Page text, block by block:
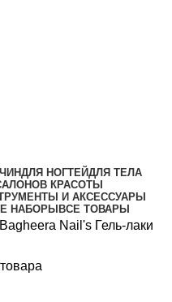
ДЛЯ НОГТЕЙДЛЯ ТЕЛА
КРАСОТЫ
И АКСЕССУАРЫ
НАБОРЫ ВСЕ ТОВАРЫ
Bagheera Nail's Гель-лаки